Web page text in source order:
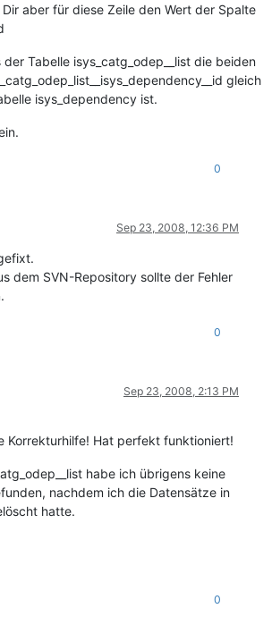
aber für diese Zeile den Wert der Spalte
der Tabelle isys_catg_odep__list die beiden
gleich
isys_dependency ist.
0
Sep 23, 2008, 12:36 PM
dem SVN-Repository sollte der Fehler
0
Sep 23, 2008, 2:13 PM
Korrekturhilfe! Hat perfekt funktioniert!
habe ich übrigens keine
nachdem ich die Datensätze in
hatte.
0